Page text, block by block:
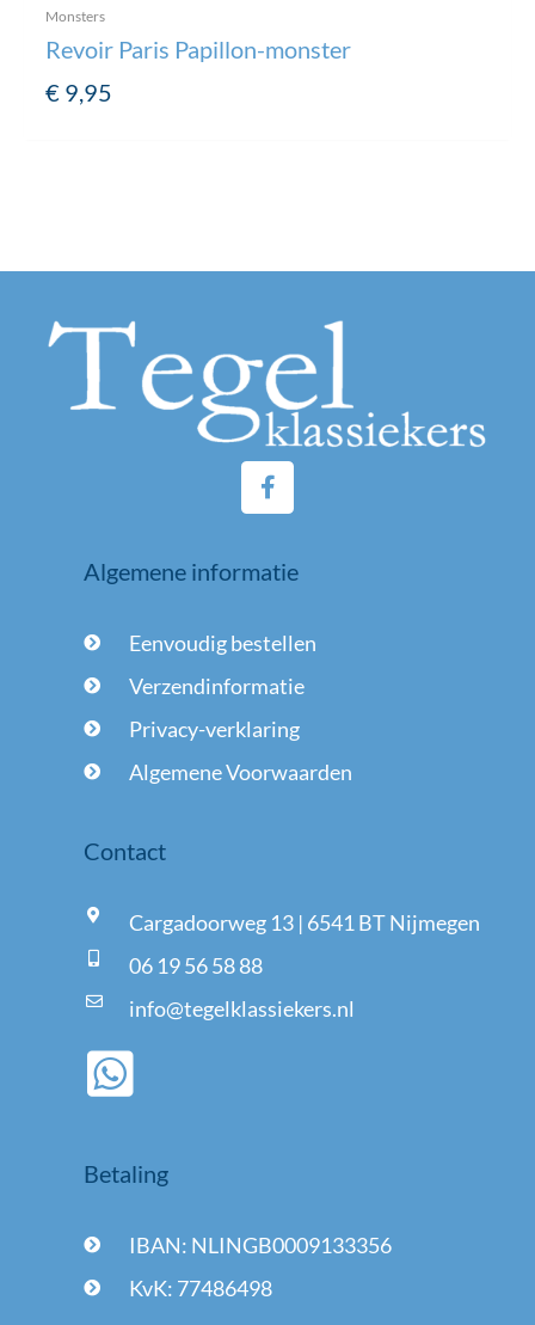
Monsters
Revoir Paris Papillon-monster
€ 9,95
F
a
b
k
f
Algemene informatie
Eenvoudig bestellen
Verzendinformatie
Privacy-verklaring
Algemene Voorwaarden
Contact
Cargadoorweg 13 | 6541 BT Nijmegen
06 19 56 58 88
info@tegelklassiekers.nl
Betaling
IBAN: NLINGB0009133356
KvK: 77486498